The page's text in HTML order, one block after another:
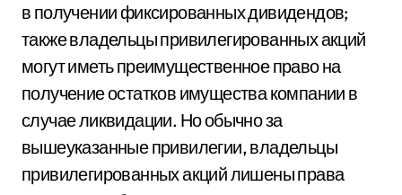
в получении фиксированных дивидендов;
также владельцы привилегированных акций
могут иметь преимущественное право на
получение остатков имущества компании в
случае ликвидации. Но обычно за
вышеуказанные привилегии, владельцы
привилегированных акций лишены права